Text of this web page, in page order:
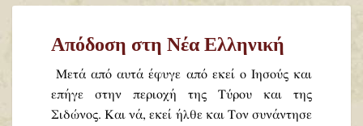
Απόδοση στη Νέα Ελληνική
Μετά από αυτά έφυγε από εκεί ο Ιησούς και
επήγε στην περιοχή της Τύρου και της
Σιδώνος. Και νά, εκεί ήλθε και Τον συνάντησε